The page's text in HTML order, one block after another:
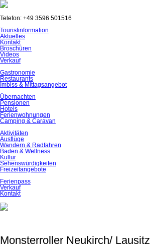
Telefon: +49 3596 501516
Navigation
überspringen
Touristinformation
Aktuelles
Kontakt
Broschüren
Videos
Verkauf
Gastronomie
Restaurants
Imbiss & Mittagsangebot
Übernachten
Pensionen
Hotels
Ferienwohnungen
Camping & Caravan
Aktivitäten
Ausflüge
Wandern & Radfahren
Baden & Wellness
Kultur
Sehenswürdigkeiten
Freizeitangebote
Ferienpass
Verkauf
Kontakt
Monsterroller Neukirch/ Lausitz